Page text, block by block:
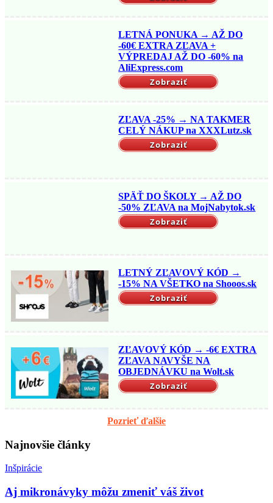
LETNÁ PONUKA → AŽ DO
-60€ EXTRA ZĽAVA +
VÝPREDAJ AŽ DO -60% na
AliExpress.com
Zobraziť
ZĽAVA -25% → NA TAKMER
CELÝ NÁKUP na XXXLutz.sk
Zobraziť
SPÄŤ DO ŠKOLY → AŽ DO
-50% ZĽAVA na MojNabytok.sk
Zobraziť
LETNÝ ZĽAVOVÝ KÓD →
-15% NA VŠETKO na Shooos.sk
Zobraziť
ZĽAVOVÝ KÓD → -6€ EXTRA
ZĽAVA NAVYŠE NA
OBJEDNÁVKU na Wolt.sk
Zobraziť
Pozrieť ďalšie
Najnovšie články
Inšpirácie
Aj mikronávyky môžu zmeniť váš život